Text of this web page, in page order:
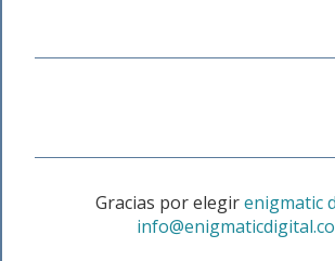
Gracias por elegirenigmatic